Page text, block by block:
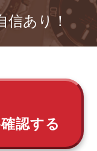
信あり！
確認する